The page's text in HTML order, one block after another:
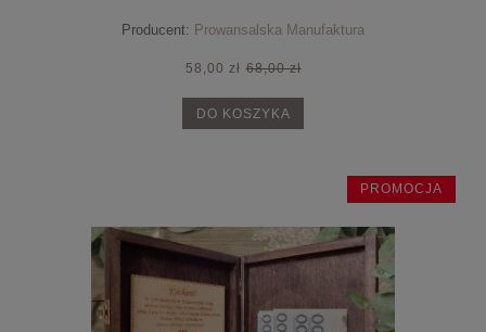
Producent: Prowansalska Manufaktura
58,00 zł 68,00 zł
DO KOSZYKA
PROMOCJA